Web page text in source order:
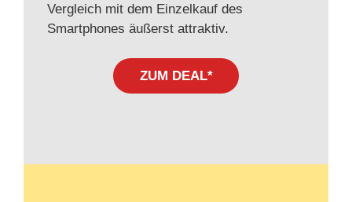
Vergleich mit dem Einzelkauf des
Smartphones äußerst attraktiv.
ZUM DEAL*